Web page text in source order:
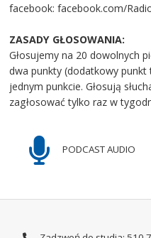
facebook: facebook.com/
ZASADY GŁOSOWANIA:
Głosujemy na 20 dowolnych
dwa punkty (dodatkowy
jednym punkcie. Głosują
zagłosować tylko raz w
PODCAST AUDIO